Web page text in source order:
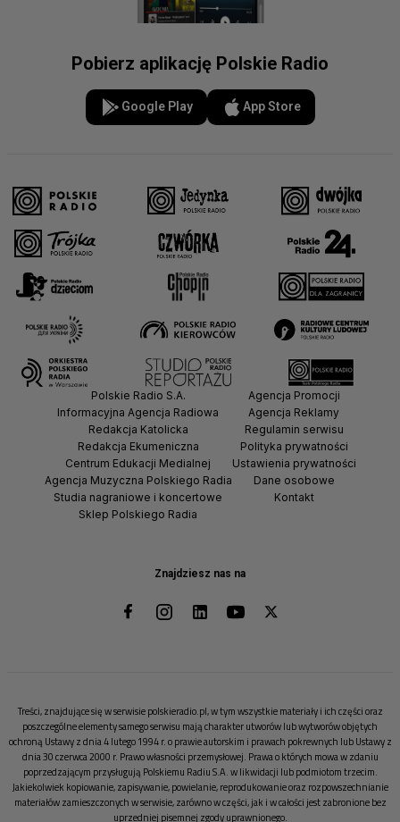
Pobierz aplikację Polskie Radio
Google Play App Store
Znajdziesz nas na
Polskie Radio S.A.
Informacyjna Agencja Radiowa
Redakcja Katolicka
Redakcja Ekumeniczna
Centrum Edukacji Medialnej
Agencja Muzyczna Polskiego Radia
Studia nagraniowe i koncertowe
Sklep Polskiego Radia
Agencja Promocji
Agencja Reklamy
Regulamin serwisu
Polityka prywatności
Ustawienia prywatności
Dane osobowe
Kontakt
Treści, znajdujące się w serwisie polskieradio.pl, w tym wszystkie materiały i ich części oraz
poszczególne elementy samego serwisu mają charakter utworów lub wytworów objętych
ochroną Ustawy z dnia 4 lutego 1994 r. o prawie autorskim i prawach pokrewnych lub Ustawy z
dnia 30 czerwca 2000 r. Prawo własności przemysłowej. Prawa o których mowa w zdaniu
poprzedzającym przysługują Polskiemu Radiu S.A. w likwidacji lub podmiotom trzecim.
Jakiekolwiek kopiowanie, zapisywanie, powielanie, reprodukowanie oraz rozpowszechnianie
materiałów zamieszczonych w serwisie, zarówno w części, jak i w całości jest zabronione bez
uprzedniej pisemnej zgody uprawnionego.